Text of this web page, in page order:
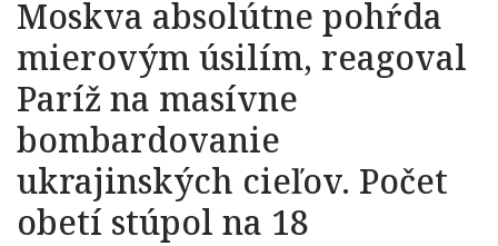
Moskva absolútne pohŕda
mierovým úsilím, reagoval
Paríž na masívne
bombardovanie
ukrajinských cieľov. Počet
obetí stúpol na 18